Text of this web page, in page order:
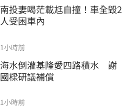
南投妻喝茫載尪自撞！車全毀2
人受困車內
1小時前
海水倒灌基隆愛四路積水　謝
國樑研議補償
1小時前